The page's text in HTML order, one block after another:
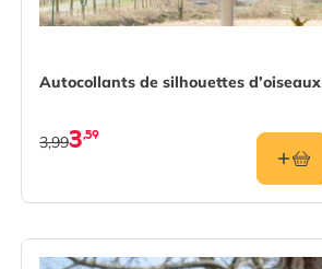
Autocollants de silhouettes d’oiseaux
3,59
3,99